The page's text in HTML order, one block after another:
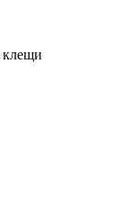
клещи